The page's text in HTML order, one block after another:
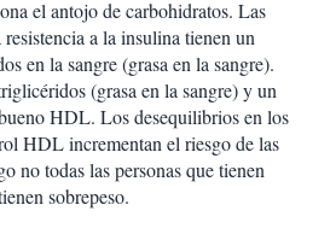
el antojo de carbohidratos. Las
a la insulina tienen un
en la sangre (grasa en la sangre).
(grasa en la sangre) y un
HDL. Los desequilibrios en los
HDL incrementan el riesgo de las
no todas las personas que tienen
sobrepeso.